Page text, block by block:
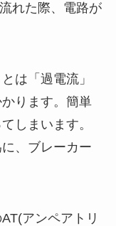
れた際、電路が
は「過電流」
ります。簡単
しまいます。
、ブレーカー
アンペアトリ